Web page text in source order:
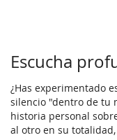
Escucha
¿Has experimentado
silencio "dentro de tu
historia personal
al otro en su